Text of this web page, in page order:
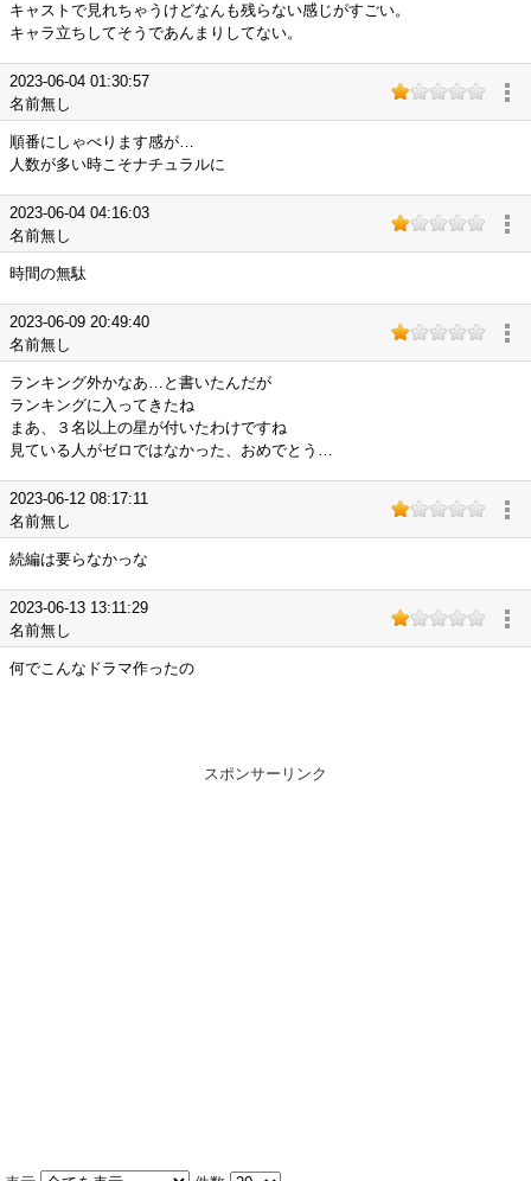
キャストで見れちゃうけどなんも残らない感じがすごい。
キャラ立ちしてそうであんまりしてない。
2023-06-04 01:30:57
名前無し
順番にしゃべります感が…
人数が多い時こそナチュラルに
2023-06-04 04:16:03
名前無し
時間の無駄
2023-06-09 20:49:40
名前無し
ランキング外かなあ…と書いたんだが
ランキングに入ってきたね
まあ、３名以上の星が付いたわけですね
見ている人がゼロではなかった、おめでとう…
2023-06-12 08:17:11
名前無し
続編は要らなかっな
2023-06-13 13:11:29
名前無し
何でこんなドラマ作ったの
スポンサーリンク